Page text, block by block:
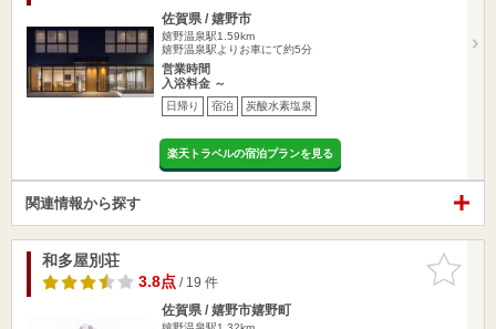
佐賀県 / 嬉野市
嬉野温泉駅1.59km
嬉野温泉駅よりお車にて約5分
営業時間
入浴料金 ～
日帰り 宿泊 炭酸水素塩泉
楽天トラベルの宿泊プランを見る
関連情報から探す
お気に入
りに追加
和多屋別荘
3.8点/ 19 件
佐賀県 / 嬉野市嬉野町